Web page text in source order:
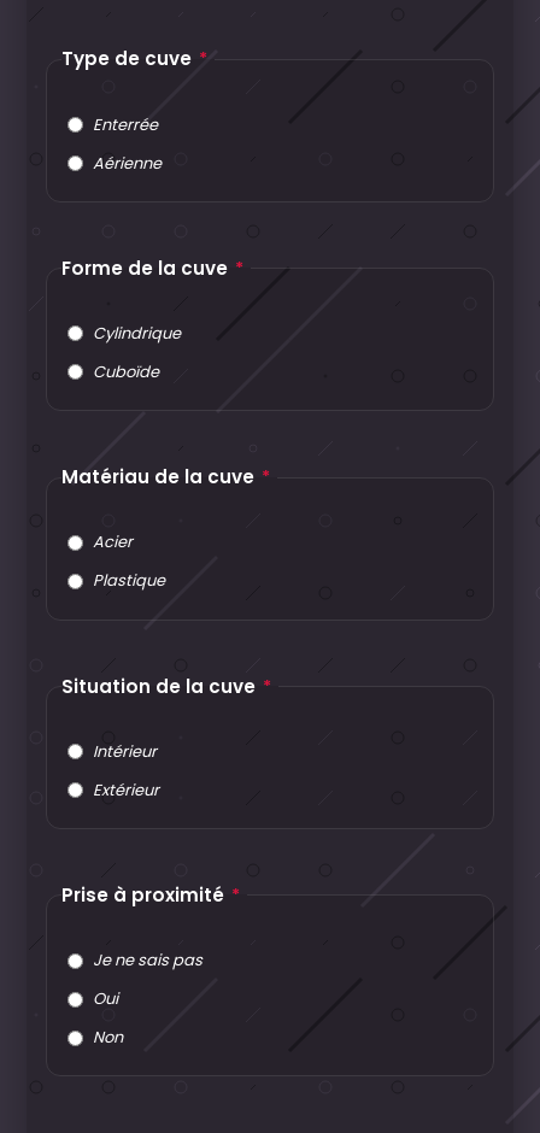
Type de cuve *
Enterrée
Aérienne
Forme de la cuve *
Cylindrique
Cuboïde
Matériau de la cuve *
Acier
Plastique
Situation de la cuve *
Intérieur
Extérieur
Prise à proximité *
Je ne sais pas
Oui
Non